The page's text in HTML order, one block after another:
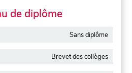
de diplôme
Sans diplôme
Brevet des collèges